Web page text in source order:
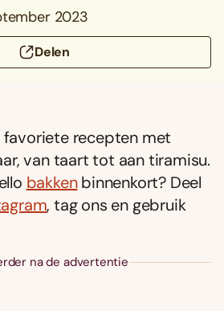
2023
Delen
favoriete recepten met
van taart tot aan tiramisu.
bakkenbinnenkort? Deel
, tag ons en gebruik
na de advertentie